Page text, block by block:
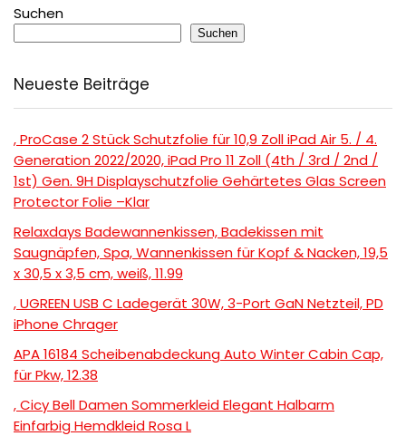
Suchen
Suchen
Neueste Beiträge
, ProCase 2 Stück Schutzfolie für 10,9 Zoll iPad Air 5. / 4.
Generation 2022/2020, iPad Pro 11 Zoll (4th / 3rd / 2nd /
1st) Gen. 9H Displayschutzfolie Gehärtetes Glas Screen
Protector Folie –Klar
Relaxdays Badewannenkissen, Badekissen mit
Saugnäpfen, Spa, Wannenkissen für Kopf & Nacken, 19,5
x 30,5 x 3,5 cm, weiß, 11.99
, UGREEN USB C Ladegerät 30W, 3-Port GaN Netzteil, PD
iPhone Chrager
APA 16184 Scheibenabdeckung Auto Winter Cabin Cap,
für Pkw, 12.38
, Cicy Bell Damen Sommerkleid Elegant Halbarm
Einfarbig Hemdkleid Rosa L